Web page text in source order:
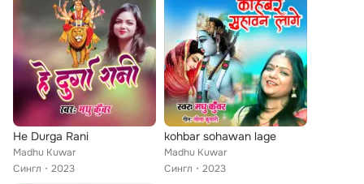
He Durga Rani
Madhu Kuwar
Сингл
2023
kohbar sohawan lage
Madhu Kuwar
Сингл
2023